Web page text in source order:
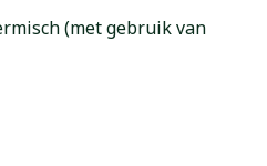
(met gebruik van